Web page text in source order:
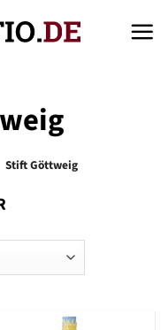
Stift Göttweig